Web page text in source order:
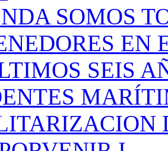
SOMOS
EN
SEIS